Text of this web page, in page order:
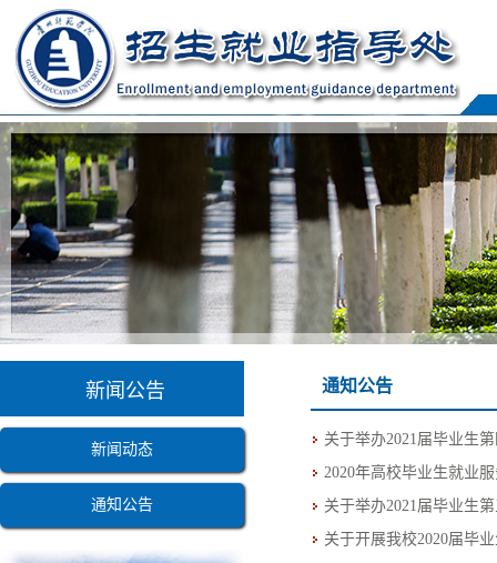
新闻公告
新闻动态
通知公告
通知公告
关于举办2021届毕业生
2020年高校毕业生就业
关于举办2021届毕业生
关于开展我校2020届毕